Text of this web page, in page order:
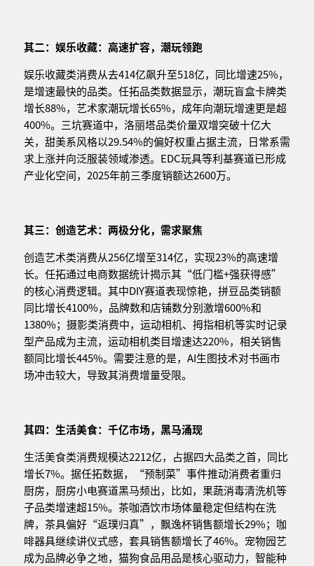
其二：娱乐收藏：高速扩容，潮玩领跑
娱乐收藏类消费从去414亿飙升至518亿，同比增速25%，
是增速最快的品类。任拓品类数据显示，潮玩盲盒卡牌类
增长88%，艺术家潮玩增长65%，成年向潮玩增速更是超
400%。三坑赛道中，洛丽塔品类价量双增突破十亿大
关，甜美系风格以29.54%的偏好权重占据主流，日常系需
求上涨并向泛服装领域渗透。EDC玩具等利基赛道已形成
产业化空间，2025年前三季度销额达2600万。
其三：创造艺术：两极分化，需求聚焦
创造艺术类消费从256亿增至314亿，实现23%的高速增
长。任拓通过电商数据统计揭示其“低门槛+强获得感”
的核心消费逻辑。其中DIY赛道表现惊艳，拼豆品类销额
同比增长4100%，品牌数和店铺数分别激增600%和
1380%；摄影类消费中，运动相机、拇指相机等实时记录
型产品成为主流，运动相机类目增速达220%，相关销售
额同比增长445%。需要注意的是，AI生图技术对书画市
场冲击较大，导致其消费增量受限。
其四：生活美食：千亿市场，黑马涌现
生活美食类消费规模达2212亿，占据四大品类之首，同比
增长7%。据任拓数据，“预制菜”事件推动消费者重归
厨房，厨房小电赛道黑马频出，比如，果蔬消毒清洗机等
子品类增速超15%。茶咖酒饮市场体量稳定但结构在洗
牌，茶具偏好“返璞归真”，飘逸杯销售额增长29%；咖
啡器具继续讲仪式感，套具销售额增长了46%。宠物园艺
成为品牌必争之地，猫狗食品用品是核心驱动力，智能种